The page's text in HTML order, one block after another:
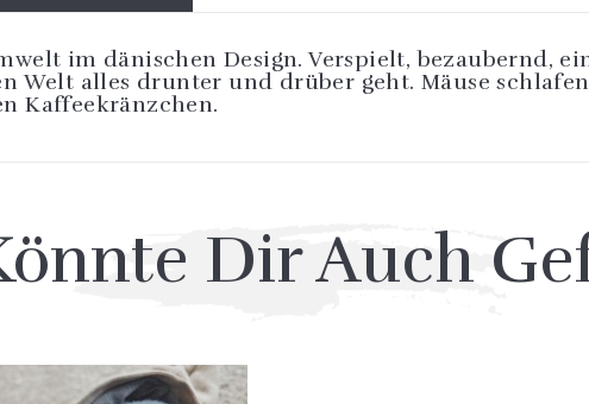
im dänischen Design. Verspielt, bezaubernd,
Welt alles drunter und drüber geht. Mäuse
Kaffeekränzchen.
Dir Auch